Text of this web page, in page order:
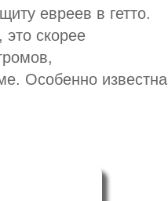
евреев в гетто.
скорее
Особенно известна